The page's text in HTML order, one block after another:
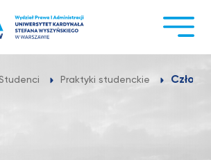
Praktyki studenckie